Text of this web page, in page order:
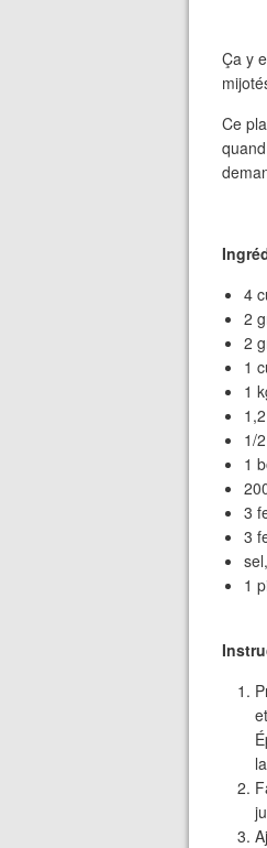
Ça y
Ce
4
2
2
1
1
1/
1
3
3
1